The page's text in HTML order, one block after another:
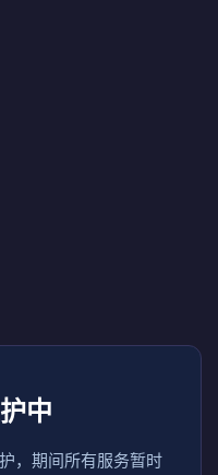
中
，期间所有服务暂时